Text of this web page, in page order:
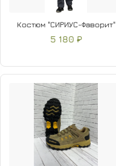
Костюм "СИРИУС-Фаворит"
5 180 ₽